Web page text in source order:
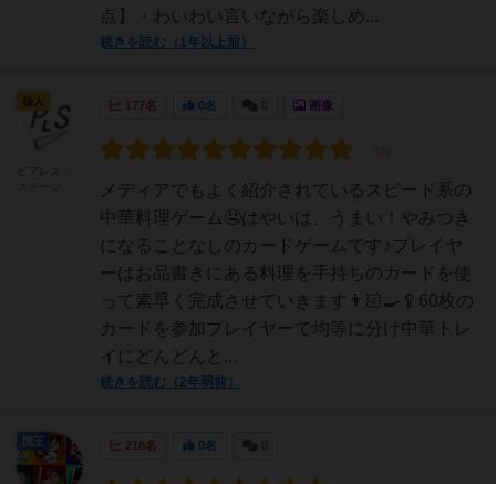
点】・わいわい言いながら楽しめ...
続きを読む（1年以上前）
177名 0名 画像
メディアでもよく紹介されているスピード系の
中華料理ゲーム🤤はやいは、うまい！やみつき
になることなしのカードゲームです♪⁡プレイヤ
ーはお品書きにある料理を手持ちのカードを使
って素早く完成させていきます👨🏻‍🍳🥄⁡60枚の
カードを参加プレイヤーで均等に分け中華トレ
イにどんどんと...
続きを読む（2年弱前）
仙人
218名 0名